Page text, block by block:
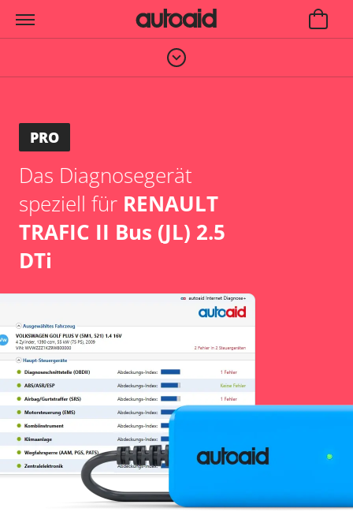
PRO
Das Diagnosegerät
speziell für RENAULT
TRAFIC II Bus (JL) 2.5
DTi